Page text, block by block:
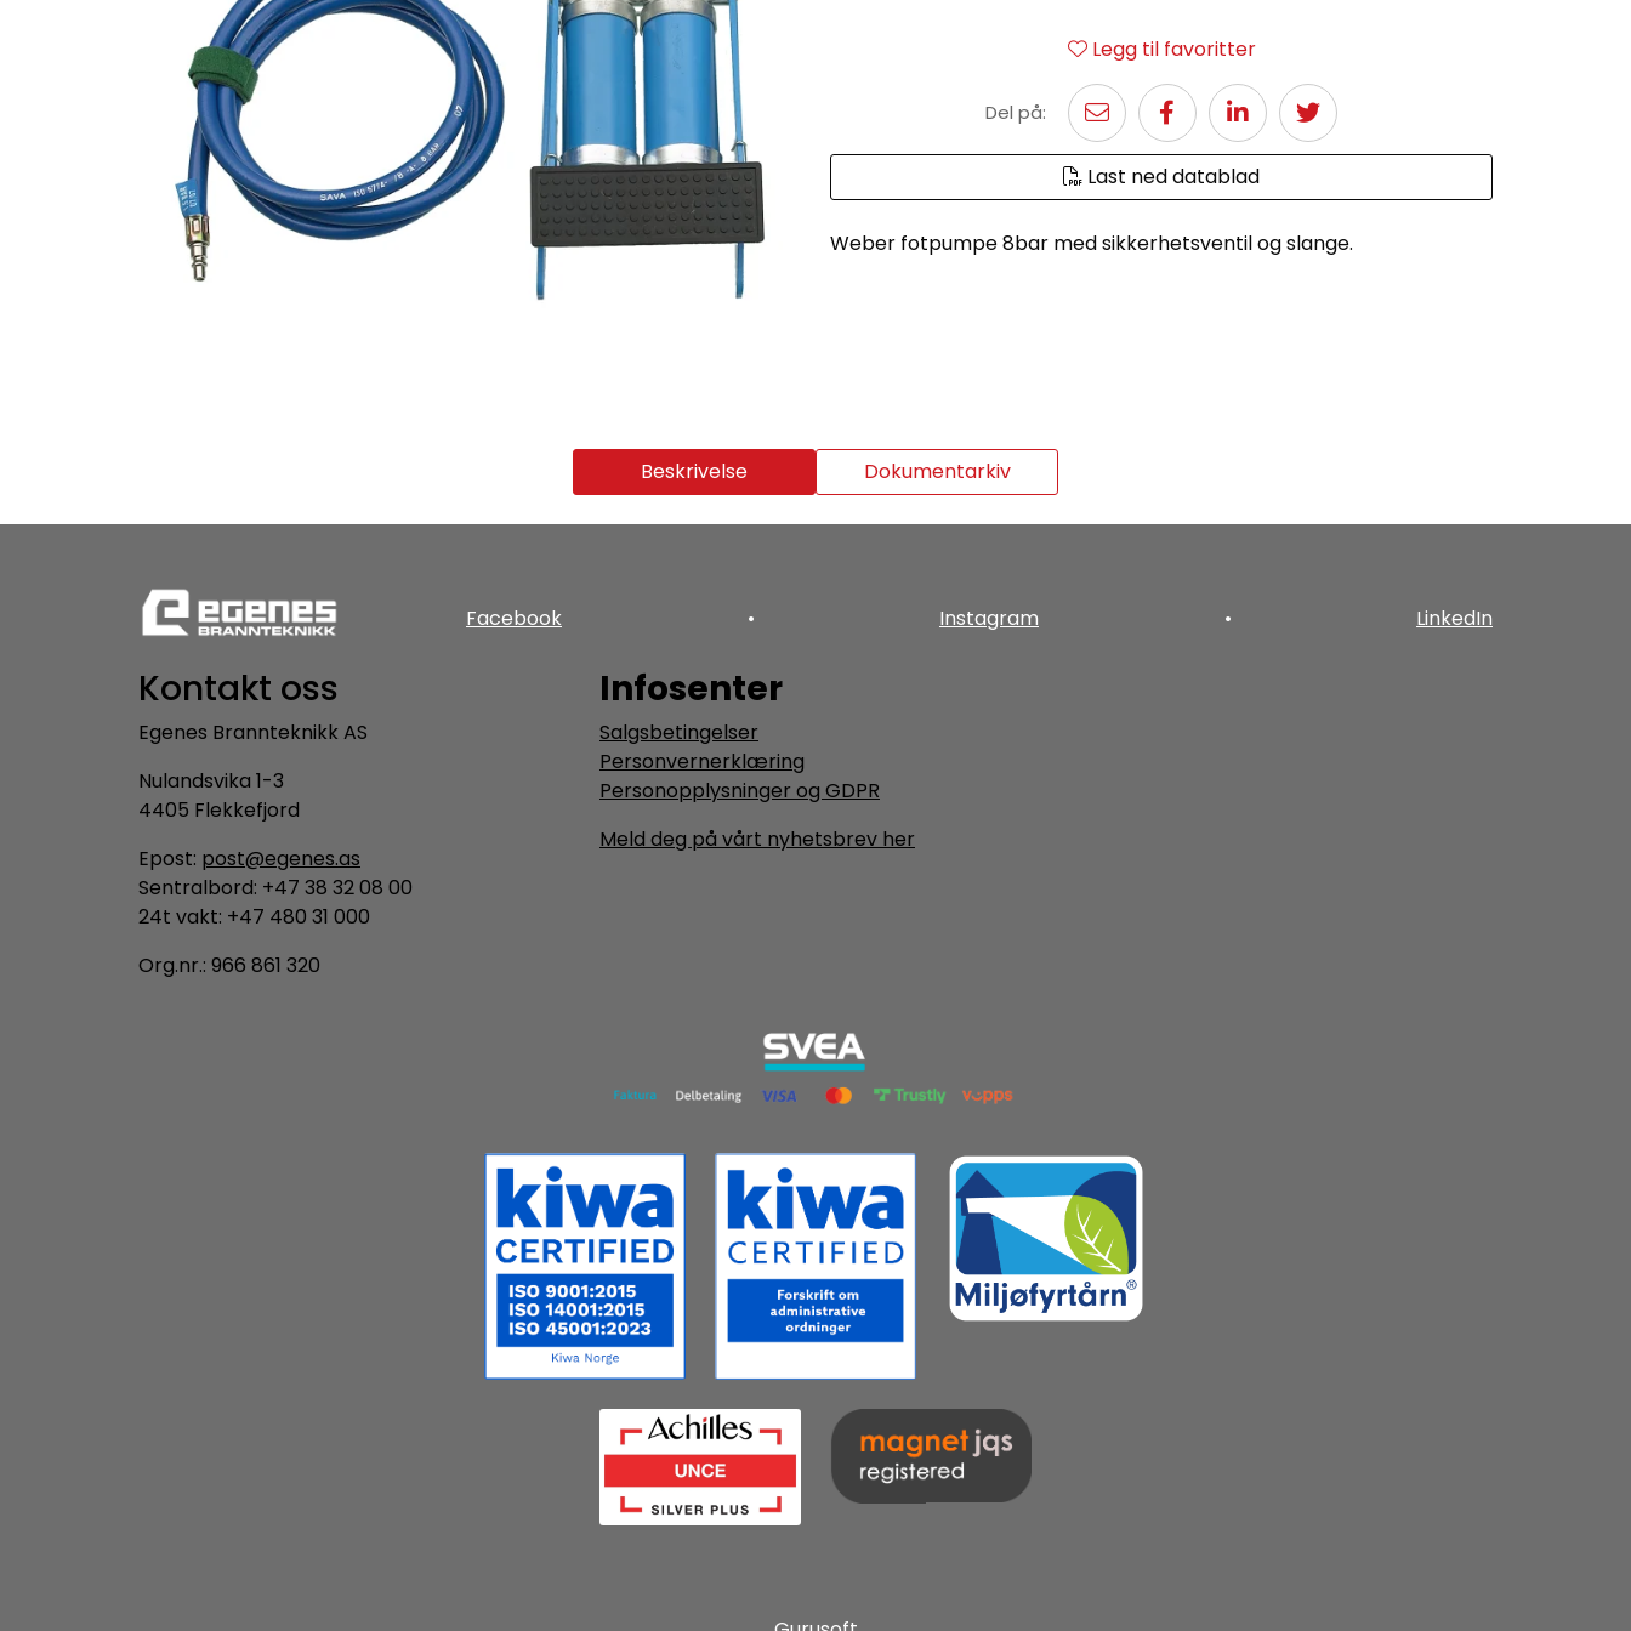
Legg til favoritter
Del på:
Last ned datablad
Weber fotpumpe 8bar med sikkerhetsventil og slange.
Beskrivelse Dokumentarkiv
Facebook • Instagram • LinkedIn
Kontakt oss
Egenes Brannteknikk AS
Nulandsvika 1-3
4405 Flekkefjord
Epost: post@egenes.as
Sentralbord: +47 38 32 08 00
24t vakt: +47 480 31 000
Org.nr.: 966 861 320
Infosenter
Salgsbetingelser
Personvernerklæring
Personopplysninger og GDPR
Meld deg på vårt nyhetsbrev her